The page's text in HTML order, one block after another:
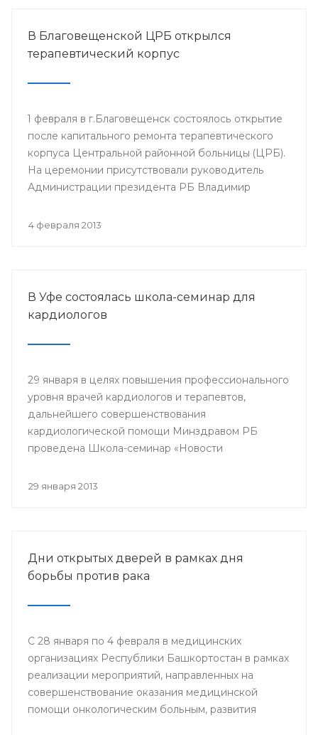
В Благовещенской ЦРБ открылся
терапевтический корпус
1 февраля в г.Благовещенск состоялось открытие
после капитального ремонта терапевтического
корпуса Центральной районной больницы (ЦРБ).
На церемонии присутствовали руководитель
Администрации президента РБ Владимир
Шебаев, глава администрации МР
4 февраля 2013
В Уфе состоялась школа-семинар для
кардиологов
29 января в целях повышения профессионального
уровня врачей кардиологов и терапевтов,
дальнейшего совершенствования
кардиологической помощи Минздравом РБ
проведена Школа-семинар «Новости
29 января 2013
Дни открытых дверей в рамках дня
борьбы против рака
С 28 января по 4 февраля в медицинских
организациях Республики Башкортостан в рамках
реализации мероприятий, направленных на
совершенствование оказания медицинской
помощи онкологическим больным, развития